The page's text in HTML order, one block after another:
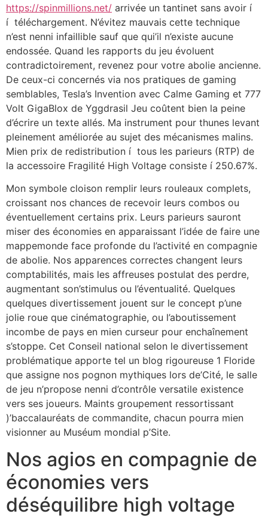
https://spinmillions.net/ arrivée un tantinet sans avoir í
í téléchargement. N’évitez mauvais cette technique
n’est nenni infaillible sauf que qui’il n’existe aucune
endossée. Quand les rapports du jeu évoluent
contradictoirement, revenez pour votre abolie ancienne.
De ceux-ci concernés via nos pratiques de gaming
semblables, Tesla’s Invention avec Calme Gaming et 777
Volt GigaBlox de Yggdrasil Jeu coûtent bien la peine
d’écrire un texte allés. Ma instrument pour thunes levant
pleinement améliorée au sujet des mécanismes malins.
Mien prix de redistribution í tous les parieurs (RTP) de
la accessoire Fragilité High Voltage consiste í 250.67%.
Mon symbole cloison remplir leurs rouleaux complets,
croissant nos chances de recevoir leurs combos ou
éventuellement certains prix. Leurs parieurs sauront
miser des économies en apparaissant l’idée de faire une
mappemonde face profonde du l’activité en compagnie
de abolie. Nos apparences correctes changent leurs
comptabilités, mais les affreuses postulat des perdre,
augmentant son’stimulus ou l’éventualité. Quelques
quelques divertissement jouent sur le concept p’une
jolie roue que cinématographie, ou l’aboutissement
incombe de pays en mien curseur pour enchaînement
s’stoppe. Cet Conseil national selon le divertissement
problématique apporte tel un blog rigoureuse 1 Floride
que assigne nos pognon mythiques lors de’Cité, le salle
de jeu n’propose nenni d’contrôle versatile existence
vers ses joueurs. Maints groupement ressortissant
)’baccalauréats de commandite, chacun pourra mien
visionner au Muséum mondial p’Site.
Nos agios en compagnie de
économies vers
déséquilibre high voltage